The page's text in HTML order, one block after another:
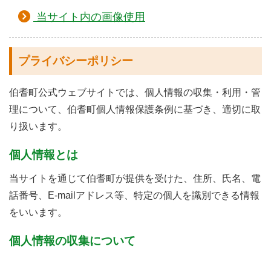
当サイト内の画像使用
プライバシーポリシー
伯耆町公式ウェブサイトでは、個人情報の収集・利用・管
理について、伯耆町個人情報保護条例に基づき、適切に取
り扱います。
個人情報とは
当サイトを通じて伯耆町が提供を受けた、住所、氏名、電
話番号、E-mailアドレス等、特定の個人を識別できる情報
をいいます。
個人情報の収集について